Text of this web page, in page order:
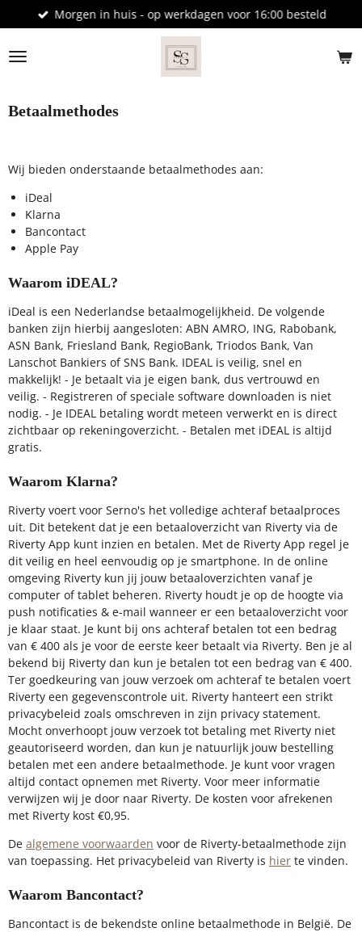
direct
naar
de
Morgen in huis - op werkdagen voor 16:00 besteld
Betaalmethodes
Wij bieden onderstaande betaalmethodes aan:
iDeal
Klarna
Bancontact
Apple Pay
Waarom iDEAL?
iDeal is een Nederlandse betaalmogelijkheid. De volgende
banken zijn hierbij aangesloten: ABN AMRO, ING, Rabobank,
ASN Bank, Friesland Bank, RegioBank, Triodos Bank, Van
Lanschot Bankiers of SNS Bank. IDEAL is veilig, snel en
makkelijk! - Je betaalt via je eigen bank, dus vertrouwd en
veilig. - Registreren of speciale software downloaden is niet
nodig. - Je IDEAL betaling wordt meteen verwerkt en is direct
zichtbaar op rekeningoverzicht. - Betalen met iDEAL is altijd
gratis.
Waarom Klarna?
Riverty voert voor Serno's het volledige achteraf betaalproces
uit. Dit betekent dat je een betaaloverzicht van Riverty via de
Riverty App kunt inzien en betalen. Met de Riverty App regel je
dit veilig en heel eenvoudig op je smartphone. In de online
omgeving Riverty kun jij jouw betaaloverzichten vanaf je
computer of tablet beheren. Riverty houdt je op de hoogte via
push notificaties & e-mail wanneer er een betaaloverzicht voor
je klaar staat. Je kunt bij ons achteraf betalen tot een bedrag
van € 400 als je voor de eerste keer betaalt via Riverty. Ben je al
bekend bij Riverty dan kun je betalen tot een bedrag van € 400.
Ter goedkeuring van jouw verzoek om achteraf te betalen voert
Riverty een gegevenscontrole uit. Riverty hanteert een strikt
privacybeleid zoals omschreven in zijn privacy statement.
Mocht onverhoopt jouw verzoek tot betaling met Riverty niet
geautoriseerd worden, dan kun je natuurlijk jouw bestelling
betalen met een andere betaalmethode. Je kunt voor vragen
altijd contact opnemen met Riverty. Voor meer informatie
verwijzen wij je door naar Riverty. De kosten voor afrekenen
met Riverty kost €0,95.
De algemene voorwaarden voor de Riverty-betaalmethode zijn
van toepassing. Het privacybeleid van Riverty is hier te vinden.
Waarom Bancontact?
Bancontact is de bekendste online betaalmethode in België. De